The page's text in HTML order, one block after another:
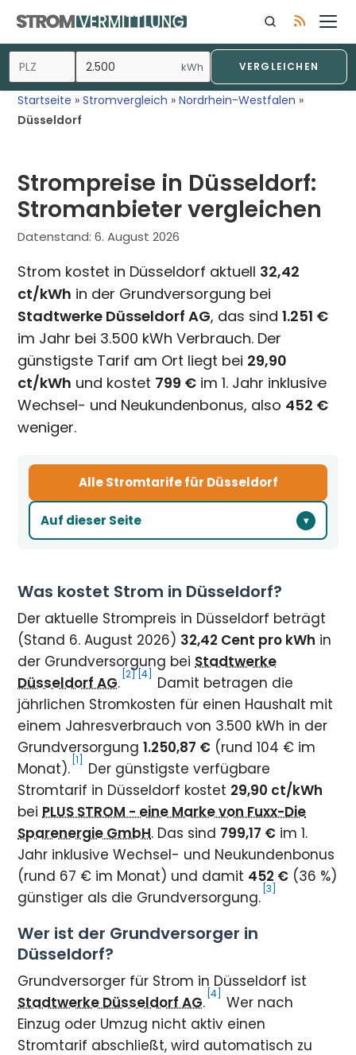
Inhalt
springen
kWh VERGLEICHEN
Startseite »Stromvergleich »Nordrhein-Westfalen »
Düsseldorf
Strompreise in Düsseldorf:
Stromanbieter vergleichen
Datenstand:6. August 2026
Strom kostet in Düsseldorf aktuell 32,42
ct/kWh in der Grundversorgung bei
Stadtwerke Düsseldorf AG, das sind1.251 €
im Jahr bei 3.500 kWh Verbrauch. Der
günstigste Tarif am Ort liegt bei 29,90
ct/kWh und kostet 799 € im 1. Jahr inklusive
Wechsel- und Neukundenbonus, also 452 €
weniger.
Auf dieser Seite
Alle Stromtarife für Düsseldorf
Was kostet Strom in Düsseldorf?
Der aktuelle Strompreis in Düsseldorf beträgt
(Stand 6. August 2026) 32,42 Cent pro kWh in
der Grundversorgung beiStadtwerke
Düsseldorf AG. [2] [4]
Damit betragen die
jährlichen Stromkosten für einen Haushalt mit
einem Jahresverbrauch von 3.500 kWh in der
Grundversorgung1.250,87 € (rund 104 € im
Monat). [1]
Der günstigste verfügbare
Stromtarif in Düsseldorf kostet 29,90 ct/kWh
beiPLUS STROM - eine Marke von Fuxx-Die
Sparenergie GmbH. Das sind 799,17 € im 1.
Jahr inklusive Wechsel- und Neukundenbonus
(rund 67 € im Monat) und damit 452 € (36 %)
günstiger als die Grundversorgung. [3]
Wer ist der Grundversorger in
Düsseldorf?
Grundversorger für Strom in Düsseldorf ist
Stadtwerke Düsseldorf AG. [4]
Wer nach
Einzug oder Umzug nicht aktiv einen
Stromtarif abschließt, wird automatisch zu